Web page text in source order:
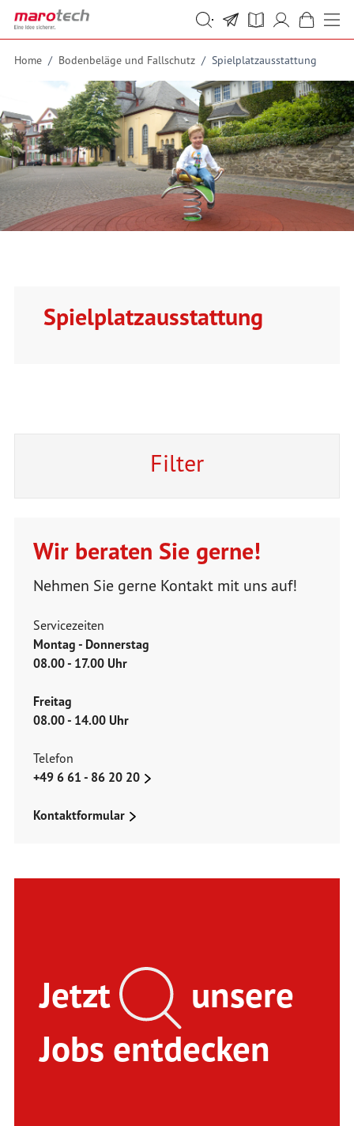
Skip to Content
Suche
Suche
Home / Bodenbeläge und Fallschutz / Spielplatzausstattung
Spielplatzausstattung
Filter
Wir beraten Sie gerne!
Nehmen Sie gerne Kontakt mit uns auf!
Servicezeiten
Montag - Donnerstag
08.00 - 17.00 Uhr
Freitag
08.00 - 14.00 Uhr
Telefon
+49 6 61 - 86 20 20
Kontaktformular
Jetzt
unsere
Jobs entdecken